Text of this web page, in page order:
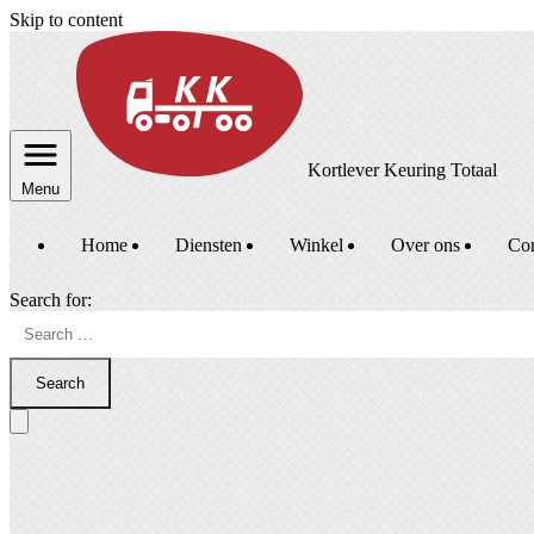
Skip to content
Menu
Kortlever Keuring Totaal
Home Diensten Winkel Over ons
Search for:
Search